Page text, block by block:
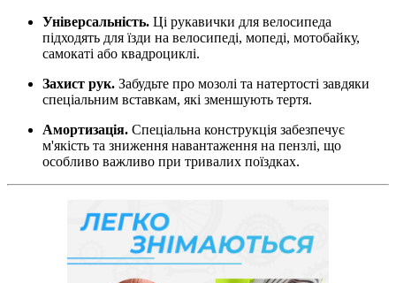
Універсальність. Ці рукавички для велосипеда
підходять для їзди на велосипеді, мопеді, мотобайку,
самокаті або квадроциклі.
Захист рук. Забудьте про мозолі та натертості завдяки
спеціальним вставкам, які зменшують тертя.
Амортизація. Спеціальна конструкція забезпечує
м'якість та зниження навантаження на пензлі, що
особливо важливо при тривалих поїздках.